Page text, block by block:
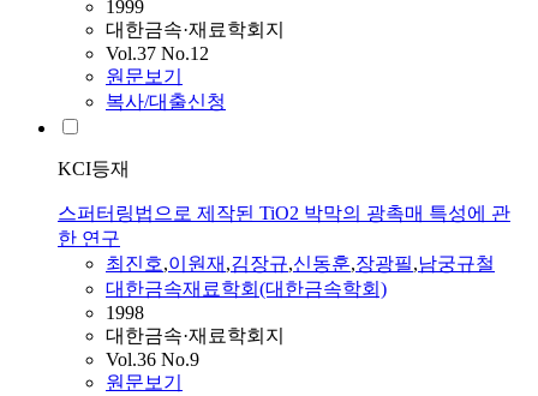
1999
대한금속·재료학회지
Vol.37 No.12
원문보기
복사/대출신청
KCI등재
스퍼터링법으로 제작된 TiO2 박막의 광촉매 특성에 관
한 연구
최진호,이원재 ,김장규,신동훈,장광필,남궁규철
대한금속재료학회(대한금속학회)
1998
대한금속·재료학회지
Vol.36 No.9
원문보기